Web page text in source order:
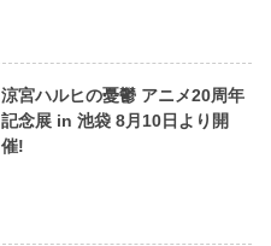
涼宮ハルヒの憂鬱 アニメ20周年
記念展 in 池袋 8月10日より開
催!